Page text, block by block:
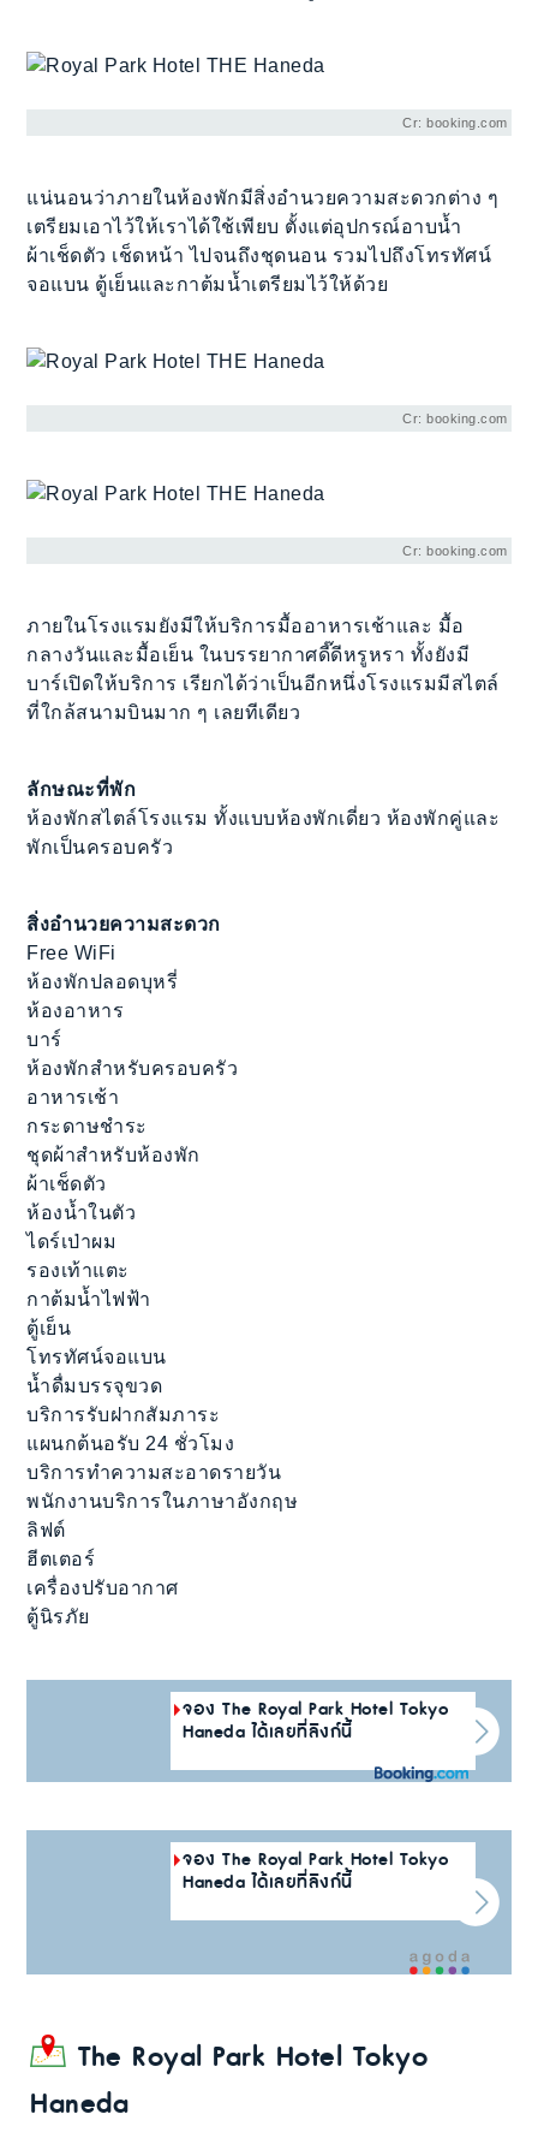
Cr: booking.com
แน่นอนว่าภายในห้องพักมีสิ่งอำนวยความสะดวกต่าง ๆ
เตรียมเอาไว้ให้เราได้ใช้เพียบ ตั้งแต่อุปกรณ์อาบน้ำ
ผ้าเช็ดตัว เช็ดหน้า ไปจนถึงชุดนอน รวมไปถึงโทรทัศน์
จอแบน ตู้เย็นและกาต้มน้ำเตรียมไว้ให้ด้วย
Cr: booking.com
Cr: booking.com
ภายในโรงแรมยังมีให้บริการมื้ออาหารเช้าและ มื้อ
กลางวันและมื้อเย็น ในบรรยากาศดี๊ดีหรูหรา ทั้งยังมี
บาร์เปิดให้บริการ เรียกได้ว่าเป็นอีกหนึ่งโรงแรมมีสไตล์
ที่ใกล้สนามบินมาก ๆ เลยทีเดียว
ลักษณะที่พัก
ห้องพักสไตล์โรงแรม ทั้งแบบห้องพักเดี่ยว ห้องพักคู่และ
พักเป็นครอบครัว
สิ่งอำนวยความสะดวก
Free WiFi
ห้องพักปลอดบุหรี่
ห้องอาหาร
บาร์
ห้องพักสำหรับครอบครัว
อาหารเช้า
กระดาษชำระ
ชุดผ้าสำหรับห้องพัก
ผ้าเช็ดตัว
ห้องน้ำในตัว
ไดร์เป่าผม
รองเท้าแตะ
กาต้มน้ำไฟฟ้า
ตู้เย็น
โทรทัศน์จอแบน
น้ำดื่มบรรจุขวด
บริการรับฝากสัมภาระ
แผนกต้นอรับ 24 ชั่วโมง
บริการทำความสะอาดรายวัน
พนักงานบริการในภาษาอังกฤษ
ลิฟต์
ฮีตเตอร์
เครื่องปรับอากาศ
ตู้นิรภัย
จอง The Royal Park Hotel Tokyo
Haneda ได้เลยที่ลิงก์นี้
จอง The Royal Park Hotel Tokyo
Haneda ได้เลยที่ลิงก์นี้
The Royal Park Hotel Tokyo
Haneda